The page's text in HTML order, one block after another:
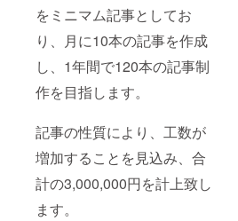
をミニマム記事としてお
り、月に10本の記事を作成
し、1年間で120本の記事制
作を目指します。
記事の性質により、工数が
増加することを見込み、合
計の3,000,000円を計上致し
ます。